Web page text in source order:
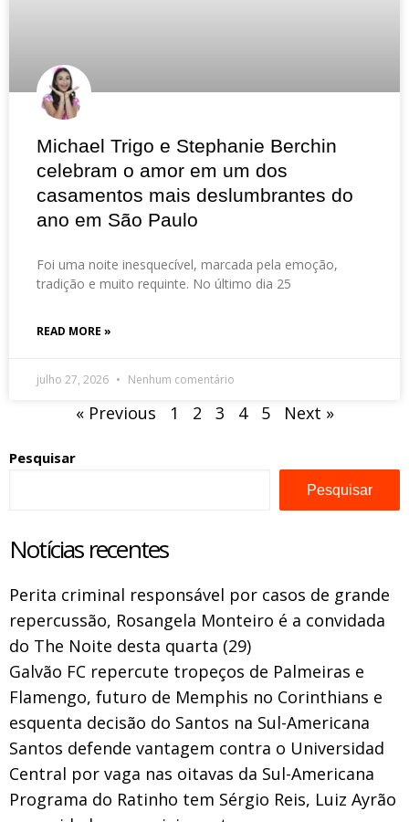
Michael Trigo e Stephanie Berchin
celebram o amor em um dos
casamentos mais deslumbrantes do
ano em São Paulo
Foi uma noite inesquecível, marcada pela emoção,
tradição e muito requinte. No último dia 25
READ MORE »
julho 27, 2026 Nenhum comentário
« Previous 1 2 3 4 5 Next »
Pesquisar
Pesquisar
Notícias recentes
Perita criminal responsável por casos de grande
repercussão, Rosangela Monteiro é a convidada
do The Noite desta quarta (29)
Galvão FC repercute tropeços de Palmeiras e
Flamengo, futuro de Memphis no Corinthians e
esquenta decisão do Santos na Sul-Americana
Santos defende vantagem contra o Universidad
Central por vaga nas oitavas da Sul-Americana
Programa do Ratinho tem Sérgio Reis, Luiz Ayrão